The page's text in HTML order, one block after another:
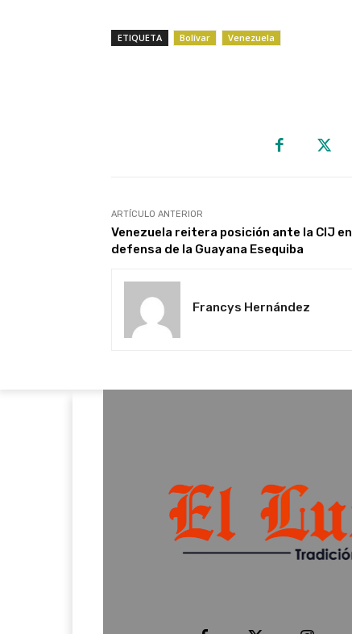
ETIQUETA Bolívar Venezuela
ARTÍCULO ANTERIOR
Venezuela reitera posición ante la CIJ en
defensa de la Guayana Esequiba
Francys Hernández